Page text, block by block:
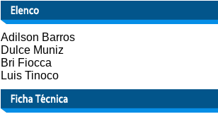
Adilson Barros
Dulce Muniz
Bri Fiocca
Luis Tinoco